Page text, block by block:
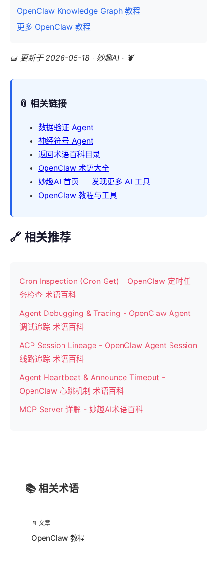
OpenClaw Knowledge Graph 教程
更多 OpenClaw 教程
📅 更新于 2026-05-18 · 妙趣AI · 🦞
📎 相关链接
数据验证 Agent
神经符号 Agent
返回术语百科目录
OpenClaw 术语大全
妙趣AI 首页 — 发现更多 AI 工具
OpenClaw 教程与工具
🔗 相关推荐
Cron Inspection (Cron Get) - OpenClaw 定时任
务检查 术语百科
Agent Debugging & Tracing - OpenClaw Agent
调试追踪 术语百科
ACP Session Lineage - OpenClaw Agent Session
线路追踪 术语百科
Agent Heartbeat & Announce Timeout -
OpenClaw 心跳机制 术语百科
MCP Server 详解 - 妙趣AI术语百科
📚 相关术语
📄 文章
OpenClaw 教程